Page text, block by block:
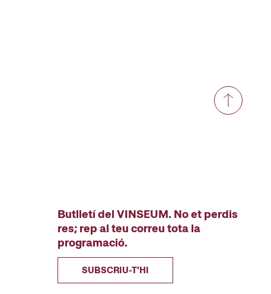
Butlletí del VINSEUM. No et perdis
res; rep al teu correu tota la
programació.
SUBSCRIU-T'HI